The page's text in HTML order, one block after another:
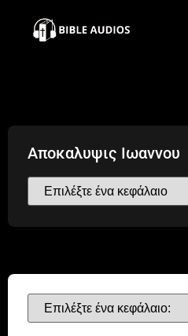
Bible
Contacts
About
Download
Αποκαλυψις Ιωαννου